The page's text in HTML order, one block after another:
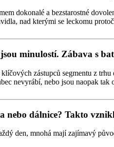
dokonalé a bezstarostné
nad kterými se leckomu
minulostí. Zábava s
zástupců segmentu z
nevyrábí, nebo jsou naopak
nebo dálnice? Takto
den, mnohá mají zajímavý